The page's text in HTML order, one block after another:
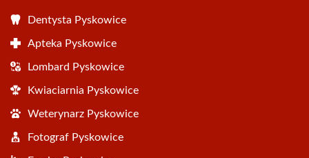
Dentysta Pyskowice
Apteka Pyskowice
Lombard Pyskowice
Kwiaciarnia Pyskowice
Weterynarz Pyskowice
Fotograf Pyskowice